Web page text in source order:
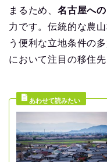
まるため、 名古屋へ
力です。伝統的な農
う便利な立地条件の
において注目の移住